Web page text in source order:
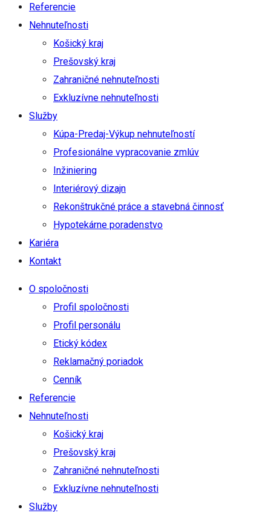
Referencie
Nehnuteľnosti
Košický kraj
Prešovský kraj
Zahraničné nehnuteľnosti
Exkluzívne nehnuteľnosti
Služby
Kúpa-Predaj-Výkup nehnuteľností
Profesionálne vypracovanie zmlúv
Inžiniering
Interiérový dizajn
Rekonštrukčné práce a stavebná činnosť
Hypotekárne poradenstvo
Kariéra
Kontakt
O spoločnosti
Profil spoločnosti
Profil personálu
Etický kódex
Reklamačný poriadok
Cenník
Referencie
Nehnuteľnosti
Košický kraj
Prešovský kraj
Zahraničné nehnuteľnosti
Exkluzívne nehnuteľnosti
Služby